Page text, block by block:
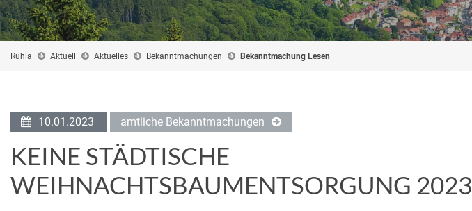
Ruhla Aktuell Aktuelles Bekanntmachungen Bekanntmachung Lesen
10.01.2023 amtliche Bekanntmachungen
KEINE STÄDTISCHE
WEIHNACHTSBAUMENTSORGUNG 2023